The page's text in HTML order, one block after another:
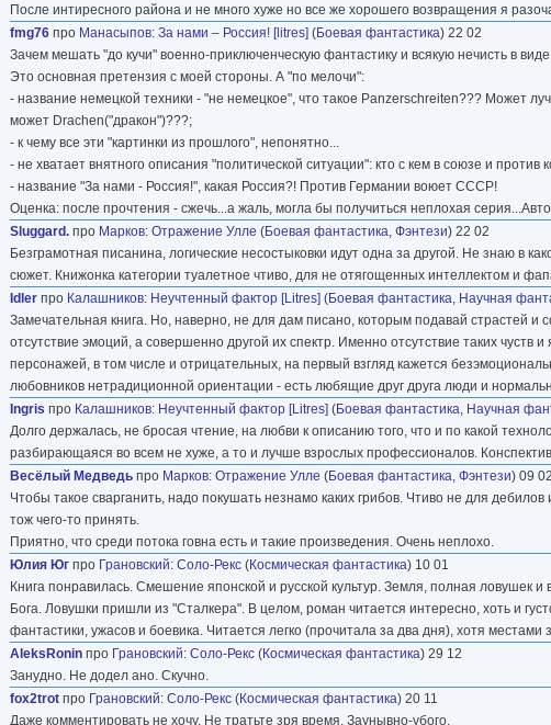
После интиресного района и не много хуже но все же хорошего возвращения я
fmg76 про Манасыпов: За нами – Россия! [litres] (Боевая фантастика) 22 02
Зачем мешать "до кучи" военно-приключенческую фантастику и всякую нечисть в
Это основная претензия с моей стороны. А "по мелочи":
- название немецкой техники - "не немецкое", что такое Panzerschreiten??? Может
может Drachen("дракон")???;
- к чему все эти "картинки из прошлого", непонятно...
- не хватает внятного описания "политической ситуации": кто с кем в союзе и против
- название "За нами - Россия!", какая Россия?! Против Германии воюет СССР!
Оценка: после прочтения - сжечь...а жаль, могла бы получиться неплохая
Sluggard. про Марков: Отражение Улле (Боевая фантастика, Фэнтези) 22 02
Безграмотная писанина, логические несостыковки идут одна за другой. Не знаю в
сюжет. Книжонка категории туалетное чтиво, для не отягощенных интеллектом и
Idler про Калашников: Неучтенный фактор [Litres] (Боевая фантастика, Научная
Замечательная книга. Но, наверно, не для дам писано, которым подавай страстей
отсутствие эмоций, а совершенно другой их спектр. Именно отсутствие таких чуств
персонажей, в том числе и отрицательных, на первый взгляд кажется
любовников нетрадиционной ориентации - есть любящие друг друга люди и
Ingris про Калашников: Неучтенный фактор [Litres] (Боевая фантастика, Научная
Долго держалась, не бросая чтение, на любви к описанию того, что и по какой
разбирающаяся во всем не хуже, а то и лучше взрослых профессионалов.
Весёлый Медведь про Марков: Отражение Улле (Боевая фантастика, Фэнтези) 09 02
Чтобы такое сварганить, надо покушать незнамо каких грибов. Чтиво не для
тож чего-то принять.
Приятно, что среди потока говна есть и такие произведения. Очень неплохо.
Юлия Юг про Грановский: Соло-Рекс (Космическая фантастика) 10 01
Книга понравилась. Смешение японской и русской культур. Земля, полная
Бога. Ловушки пришли из "Сталкера". В целом, роман читается интересно, хоть и
фантастики, ужасов и боевика. Читается легко (прочитала за два дня), хотя
AleksRonin про Грановский: Соло-Рекс (Космическая фантастика) 29 12
Занудно. Не додел ано. Скучно.
fox2trot про Грановский: Соло-Рекс (Космическая фантастика) 20 11
Даже комментировать не хочу. Не тратьте зря время. Заунывно-убого.